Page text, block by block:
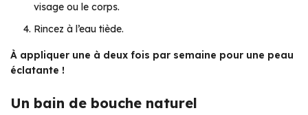
visage ou le corps.
Rincez à l’eau tiède.
À appliquer une à deux fois par semaine pour une peau
éclatante !
Un bain de bouche naturel